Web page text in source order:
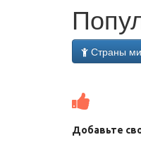
Страны
Добавьте